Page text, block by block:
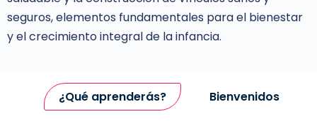
seguros, elementos fundamentales para el bienestar
y el crecimiento integral de la infancia.
¿Qué aprenderás? Bienvenidos